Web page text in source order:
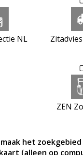
NL
ZEN
het
(alleen op